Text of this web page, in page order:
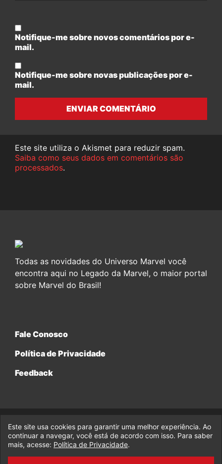
Notifique-me sobre novos comentários por e-
mail.
Notifique-me sobre novas publicações por e-
mail.
ENVIAR COMENTÁRIO
Este site utiliza o Akismet para reduzir spam.
Saiba como seus dados em comentários são
processados.
Todas as novidades do Universo Marvel você
encontra aqui no Legado da Marvel, o maior portal
sobre Marvel do Brasil!
Fale Conosco
Política de Privacidade
Feedback
© 2017-2026 Legado da Marvel, uma empresa da Legado
Enterprises.
fabiolobo
Este site usa cookies para garantir uma melhor experiência. Ao
continuar a navegar, você está de acordo com isso. Para saber
mais, acesse: Política de Privacidade.